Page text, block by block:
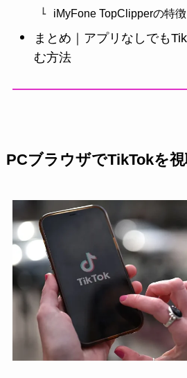
iMyFone TopClipperの特
まとめ｜アプリなしでも
む方法
PCブラウザでTikTokを